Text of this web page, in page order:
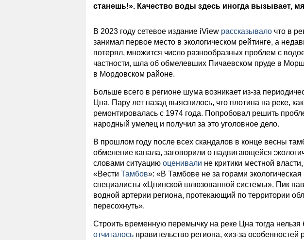
станешь!». Качество воды здесь иногда вызывает,
В 2023 году сетевое издание iView рассказывало что в
занимал первое место в экологическом рейтинге, а
потерял, множится число разнообразных проблем с
частности, шла об обмелевших Пичаевском пруде в
в Мордовском районе.
Больше всего в регионе шума возникает из-за
Цна. Пару лет назад выяснилось, что плотина на реке, как
ремонтировалась с 1974 года. Попробовал решить
народный умелец и получил за это уголовное дело.
В прошлом году после всех скандалов в конце весны
обмеление канала, заговорили о надвигающейся
словами ситуацию оценивали не критики местной
«Вести Тамбов»: «В Тамбове не за горами
специалисты «Цнинской шлюзованной системы». Пик
водной артерии региона, протекающий по территории
пересохнуть».
Строить временную перемычку на реке Цна тогда нельзя
отчиталось правительство региона, «из-за особенностей